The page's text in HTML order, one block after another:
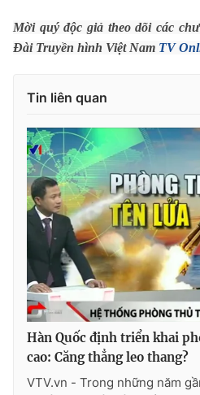
Photo
Video
VTV Money
VTV Sức khoẻ
Thị trường 24h
VTV4
VTV9
Liên hệ tòa soạn
Mời quý độc giả theo dõi các
Đài Truyền hình Việt Nam TV
Tin liên quan
Hàn Quốc định triển khai
cao: Căng thẳng leo thang?
VTV.vn - Trong những năm